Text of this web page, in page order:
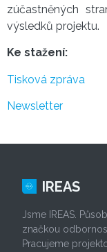
zúčastněných
výsledků projektu.
Ke stažení:
Tisková zpráva
Newsletter
IREAS
Jsme IREAS.
značkou
Pracujeme